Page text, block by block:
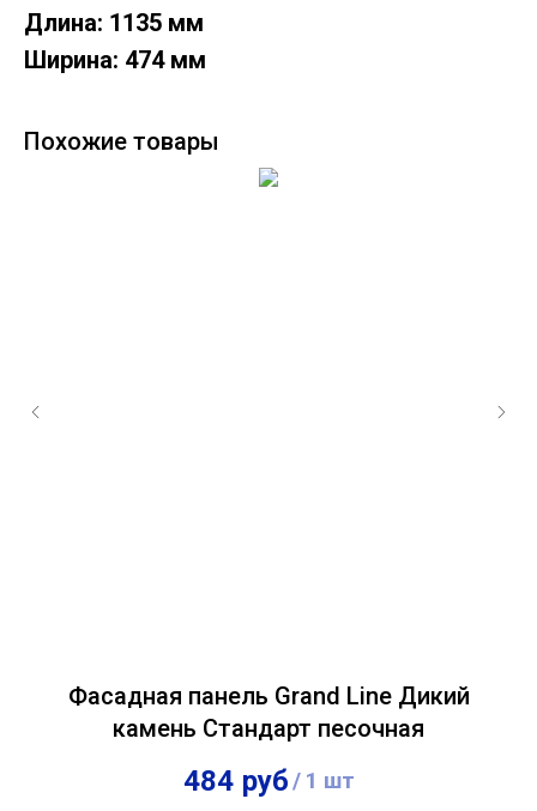
Длина: 1135 мм
Ширина: 474 мм
Похожие товары
Фасадная панель Grand Line Дикий
камень Стандарт песочная
484 руб/ 1 шт